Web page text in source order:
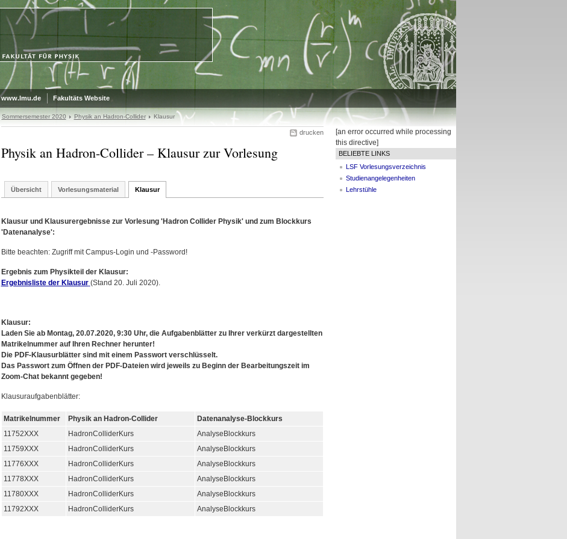
www.lmu.de Fakultäts Website
Sommersemester 2020 Physik an Hadron-Collider Klausur
drucken
Physik an Hadron-Collider – Klausur zur Vorlesung
Übersicht Vorlesungsmaterial Klausur
Klausur und Klausurergebnisse zur Vorlesung 'Hadron Collider Physik' und zum Blockkurs
'Datenanalyse':
Bitte beachten: Zugriff mit Campus-Login und -Password!
Ergebnis zum Physikteil der Klausur:
Ergebnisliste der Klausur (Stand 20. Juli 2020).
Klausur:
Laden Sie ab Montag, 20.07.2020, 9:30 Uhr, die Aufgabenblätter zu Ihrer verkürzt dargestellten
Matrikelnummer auf Ihren Rechner herunter!
Die PDF-Klausurblätter sind mit einem Passwort verschlüsselt.
Das Passwort zum Öffnen der PDF-Dateien wird jeweils zu Beginn der Bearbeitungszeit im
Zoom-Chat bekannt gegeben!
Klausuraufgabenblätter:
Matrikelnummer Physik an Hadron-Collider
Datenanalyse-Blockkurs
11752XXX
HadronColliderKurs
AnalyseBlockkurs
11759XXX
HadronColliderKurs
AnalyseBlockkurs
11776XXX
HadronColliderKurs
AnalyseBlockkurs
11778XXX
HadronColliderKurs
AnalyseBlockkurs
11780XXX
HadronColliderKurs
AnalyseBlockkurs
11792XXX
HadronColliderKurs AnalyseBlockkurs
[an error occurred while processing
this directive]
BELIEBTE LINKS
LSF Vorlesungsverzeichnis
Studienangelegenheiten
Lehrstühle